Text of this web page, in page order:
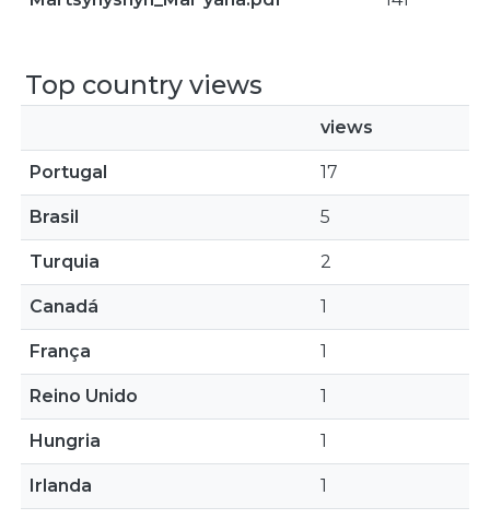
Top country views
views
Portugal 17
Brasil 5
Turquia 2
Canadá 1
França 1
Reino Unido 1
Hungria 1
Irlanda 1